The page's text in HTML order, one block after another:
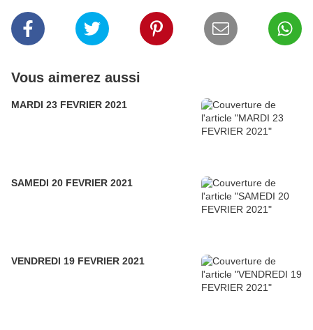
Vous aimerez aussi
MARDI 23 FEVRIER 2021
SAMEDI 20 FEVRIER 2021
VENDREDI 19 FEVRIER 2021